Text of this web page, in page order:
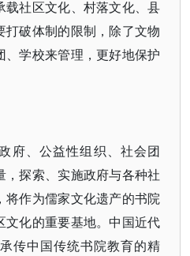
载社区文化、村落文化、县
破体制的限制，除了文物
学校来管理，更好地保护
府、公益性组织、社会团
探索、实施政府与各种社
作为儒家文化遗产的书院
化的重要基地。中国近代
传中国传统书院教育的精